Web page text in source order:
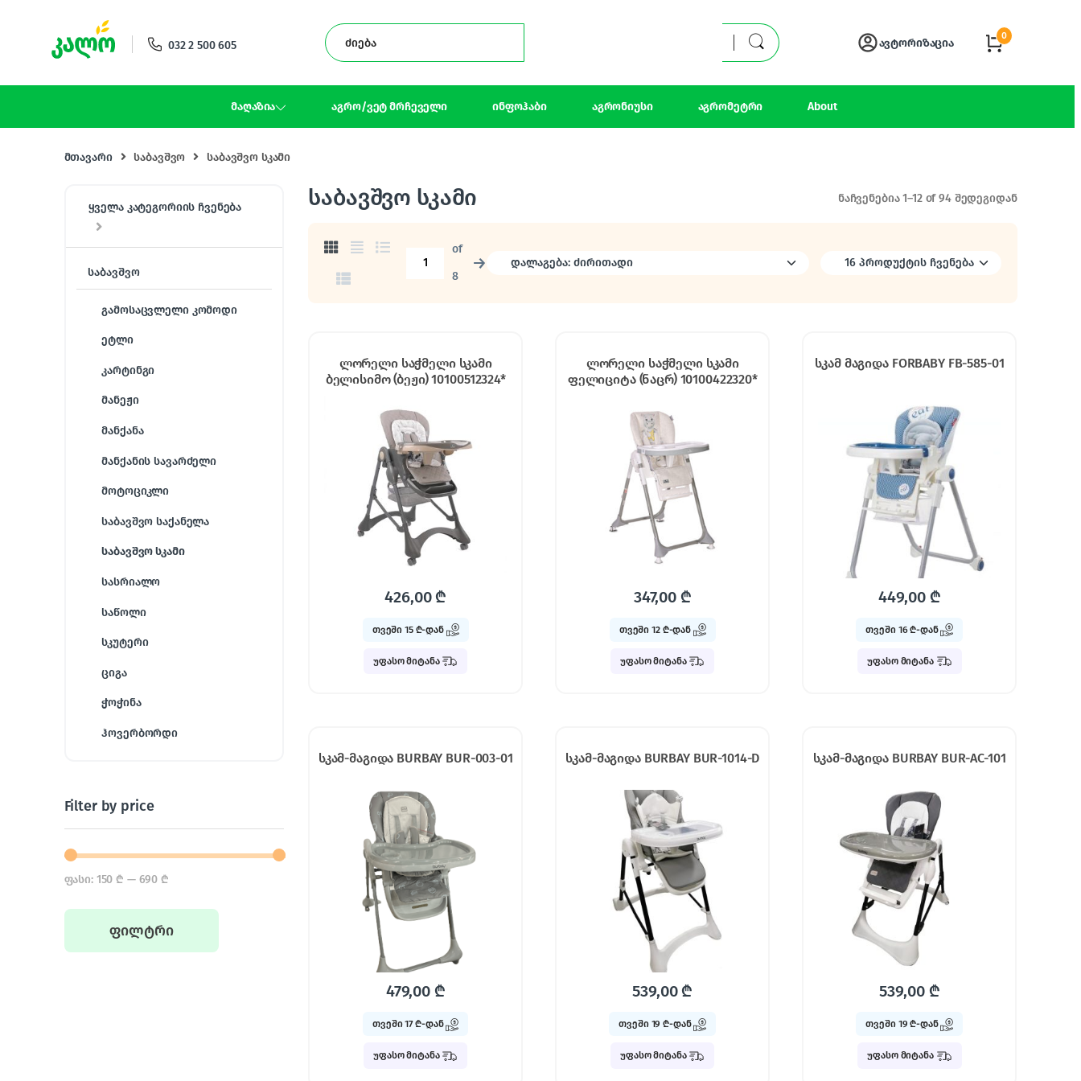
032 2 500 605
ავტორიზაცია
0
მაღაზია აგრო/ვეტ მრჩეველი ინფოჰაბი აგრონიუსი აგრომეტრი About
მთავარი საბავშვო საბავშვო სკამი
საბავშვო სკამი ნაჩვენებია 1–12 of 94 შედეგიდან
of
8
→
ლორელი საჭმელი სკამი
ბელისიმო (ბეჟი) 10100512324*
426,00₾
თვეში 15 ₾-დან
უფასო მიტანა
ლორელი საჭმელი სკამი
ფელიციტა (ნაცრ) 10100422320*
347,00 ₾
თვეში 12 ₾-დან
უფასო მიტანა
სკამ მაგიდა FORBABY FB-585-01
449,00 ₾
თვეში 16 ₾-დან
უფასო მიტანა
სკამ-მაგიდა BURBAY BUR-003-01
479,00 ₾
თვეში 17 ₾-დან
უფასო მიტანა
სკამ-მაგიდა BURBAY BUR-1014-D
539,00₾
თვეში 19 ₾-დან
უფასო მიტანა
სკამ-მაგიდა BURBAY BUR-AC-101
539,00 ₾
თვეში 19 ₾-დან
უფასო მიტანა
ყველა კატეგორიის ჩვენება
საბავშვო
გამოსაცვლელი კომოდი
ეტლი
კარტინგი
მანეჟი
მანქანა
მანქანის სავარძელი
მოტოციკლი
საბავშვო საქანელა
საბავშვო სკამი
სასრიალო
საწოლი
სკუტერი
ციგა
ჭოჭინა
ჰოვერბორდი
Filter by price
Min price
Max price
ფილტრი
ფასი: 150 ₾ — 690 ₾